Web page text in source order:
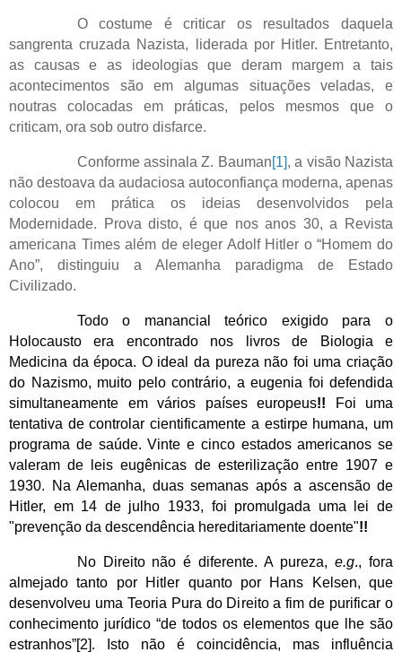
O costume é criticar os resultados daquela
sangrenta cruzada Nazista, liderada por Hitler. Entretanto,
as causas e as ideologias que deram margem a tais
acontecimentos são em algumas situações veladas, e
noutras colocadas em práticas, pelos mesmos que o
criticam, ora sob outro disfarce.
Conforme assinala Z. Bauman[1], a visão Nazista
não destoava da audaciosa autoconfiança moderna, apenas
colocou em prática os ideias desenvolvidos pela
Modernidade. Prova disto, é que nos anos 30, a Revista
americana Times além de eleger Adolf Hitler o “Homem do
Ano”, distinguiu a Alemanha paradigma de Estado
Civilizado.
Todo o manancial teórico exigido para o
Holocausto era encontrado nos livros de Biologia e
Medicina da época. O ideal da pureza não foi uma criação
do Nazismo, muito pelo contrário, a eugenia foi defendida
simultaneamente em vários países europeus!! Foi uma
tentativa de controlar cientificamente a estirpe humana, um
programa de saúde. Vinte e cinco estados americanos se
valeram de leis eugênicas de esterilização entre 1907 e
1930. Na Alemanha, duas semanas após a ascensão de
Hitler, em 14 de julho 1933, foi promulgada uma lei de
"prevenção da descendência hereditariamente doente"!!
No Direito não é diferente. A pureza,e.g., fora
almejado tanto por Hitler quanto por Hans Kelsen, que
desenvolveu uma Teoria Pura do Direito a fim de purificar o
conhecimento jurídico “de todos os elementos que lhe são
estranhos”[2]. Isto não é coincidência, mas influência